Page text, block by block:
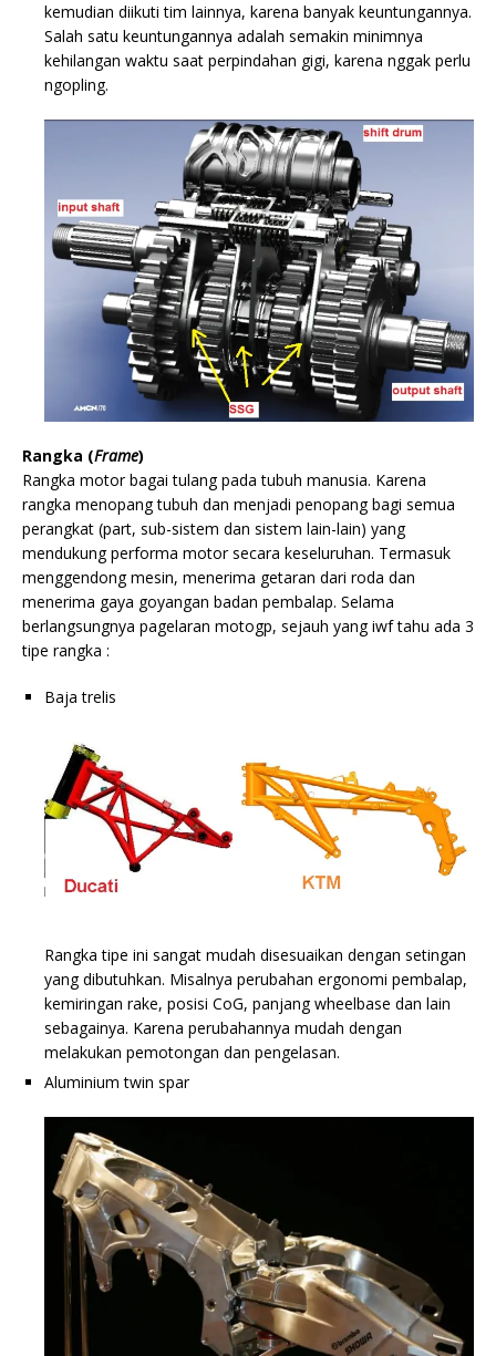
kemudian diikuti tim lainnya, karena banyak keuntungannya.
Salah satu keuntungannya adalah semakin minimnya
kehilangan waktu saat perpindahan gigi, karena nggak perlu
ngopling.
Rangka (Frame)
Rangka motor bagai tulang pada tubuh manusia. Karena
rangka menopang tubuh dan menjadi penopang bagi semua
perangkat (part, sub-sistem dan sistem lain-lain) yang
mendukung performa motor secara keseluruhan. Termasuk
menggendong mesin, menerima getaran dari roda dan
menerima gaya goyangan badan pembalap. Selama
berlangsungnya pagelaran motogp, sejauh yang iwf tahu ada 3
tipe rangka :
Baja trelis
Rangka tipe ini sangat mudah disesuaikan dengan setingan
yang dibutuhkan. Misalnya perubahan ergonomi pembalap,
kemiringan rake, posisi CoG, panjang wheelbase dan lain
sebagainya. Karena perubahannya mudah dengan
melakukan pemotongan dan pengelasan.
Aluminium twin spar